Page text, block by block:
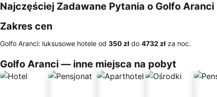
Najczęściej Zadawane Pytania o Golfo Aranci
Zakres cen
Golfo Aranci: luksusowe hotele od ‎350 zł do ‎4732 zł za noc.
Golfo Aranci — inne miejsca na pobyt